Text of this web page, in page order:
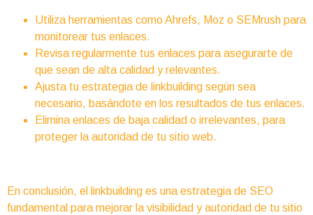
Utiliza herramientas como Ahrefs, Moz o SEMrush para
monitorear tus enlaces.
Revisa regularmente tus enlaces para asegurarte de
que sean de alta calidad y relevantes.
Ajusta tu estrategia de linkbuilding según sea
necesario, basándote en los resultados de tus enlaces.
Elimina enlaces de baja calidad o irrelevantes, para
proteger la autoridad de tu sitio web.
En conclusión, el linkbuilding es una estrategia de SEO
fundamental para mejorar la visibilidad y autoridad de tu sitio